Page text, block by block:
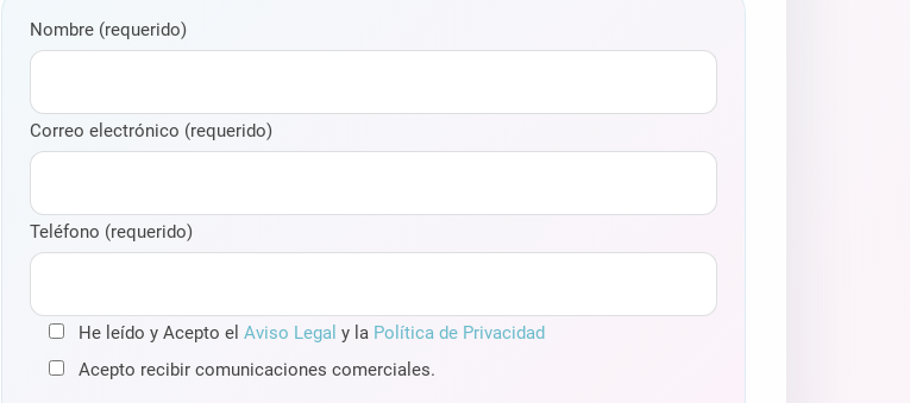
Nombre (requerido)
Correo electrónico (requerido)
Teléfono (requerido)
He leído y Acepto el Aviso Legal y la Política de Privacidad
Acepto recibir comunicaciones comerciales.